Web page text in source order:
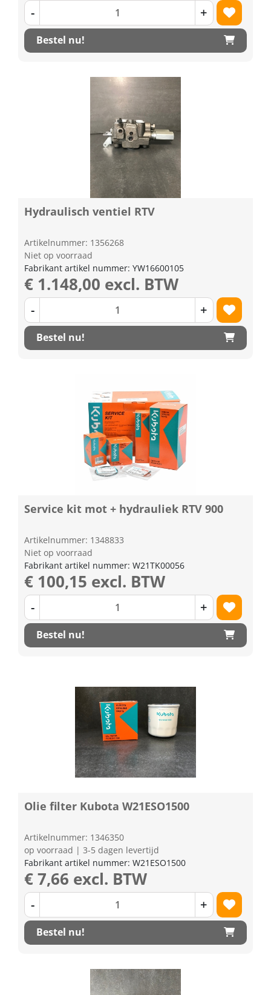
- +
Bestel nu!
Hydraulisch ventiel RTV
Artikelnummer: 1356268
Niet op voorraad
Fabrikant artikel nummer: YW16600105
€ 1.148,00 excl. BTW
- +
Bestel nu!
Service kit mot + hydrauliek RTV 900
Artikelnummer: 1348833
Niet op voorraad
Fabrikant artikel nummer: W21TK00056
€ 100,15 excl. BTW
- +
Bestel nu!
Olie filter Kubota W21ESO1500
Artikelnummer: 1346350
op voorraad | 3-5 dagen levertijd
Fabrikant artikel nummer: W21ESO1500
€ 7,66 excl. BTW
- +
Bestel nu!